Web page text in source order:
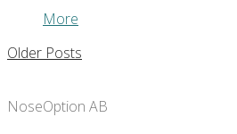
More
Older Posts
NoseOption AB